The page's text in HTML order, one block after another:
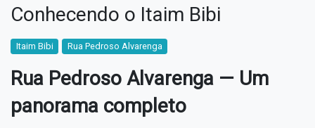
Conhecendo o Itaim Bibi
Itaim Bibi Rua Pedroso Alvarenga
Rua Pedroso Alvarenga — Um
panorama completo